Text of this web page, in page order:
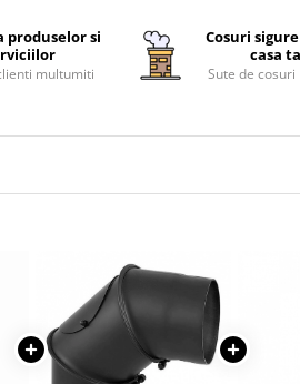
produselor si
multumiti
Cosuri
casa
Sute de